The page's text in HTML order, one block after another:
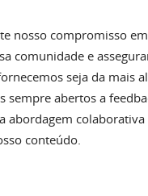
nosso compromisso
comunidade e
seja da mais
sempre abertos a
abordagem
conteúdo.